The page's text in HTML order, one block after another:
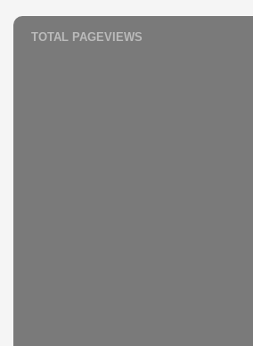
TOTAL PAGEVIEWS